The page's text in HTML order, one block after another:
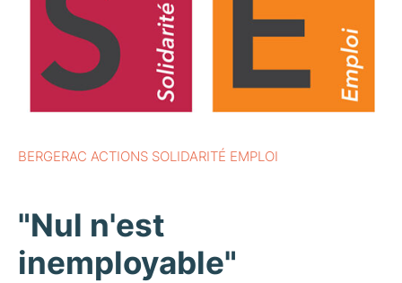
BERGERAC ACTIONS SOLIDARITÉ EMPLOI
"Nul n'est
inemployable"